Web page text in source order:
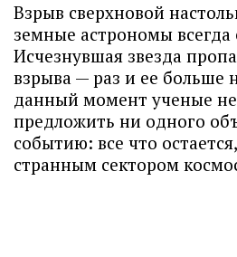
Взрыв сверхновой
земные астрономы всегда
Исчезнувшая звезда
взрыва — раз и ее больше
данный момент ученые
предложить ни одного
событию: все что
странным сектором